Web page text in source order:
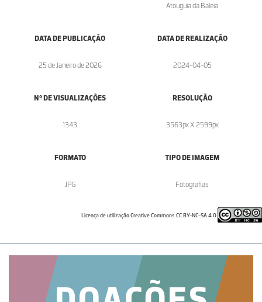
Atouguia da Baleia
DATA DE PUBLICAÇÃO
25 de Janeiro de 2026
DATA DE REALIZAÇÃO
2024-04-05
Nº DE VISUALIZAÇÕES
1343
RESOLUÇÃO
3563px X 2599px
FORMATO
.JPG
TIPO DE IMAGEM
Fotografias
Licença de utilização Creative Commons CC BY-NC-SA 4.0